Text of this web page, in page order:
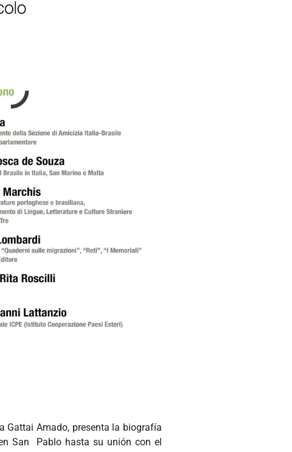
Gattai Amado, presenta la biografía
San Pablo hasta su unión con el